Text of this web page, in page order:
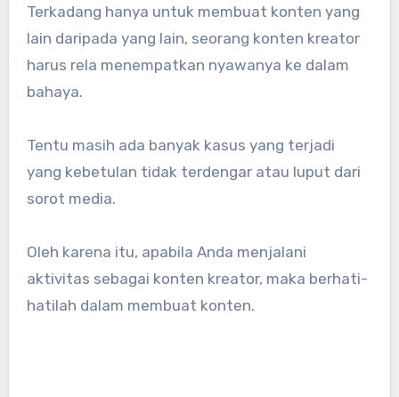
Terkadang hanya untuk membuat konten yang
lain daripada yang lain, seorang konten kreator
harus rela menempatkan nyawanya ke dalam
bahaya.
Tentu masih ada banyak kasus yang terjadi
yang kebetulan tidak terdengar atau luput dari
sorot media.
Oleh karena itu, apabila Anda menjalani
aktivitas sebagai konten kreator, maka berhati-
hatilah dalam membuat konten.